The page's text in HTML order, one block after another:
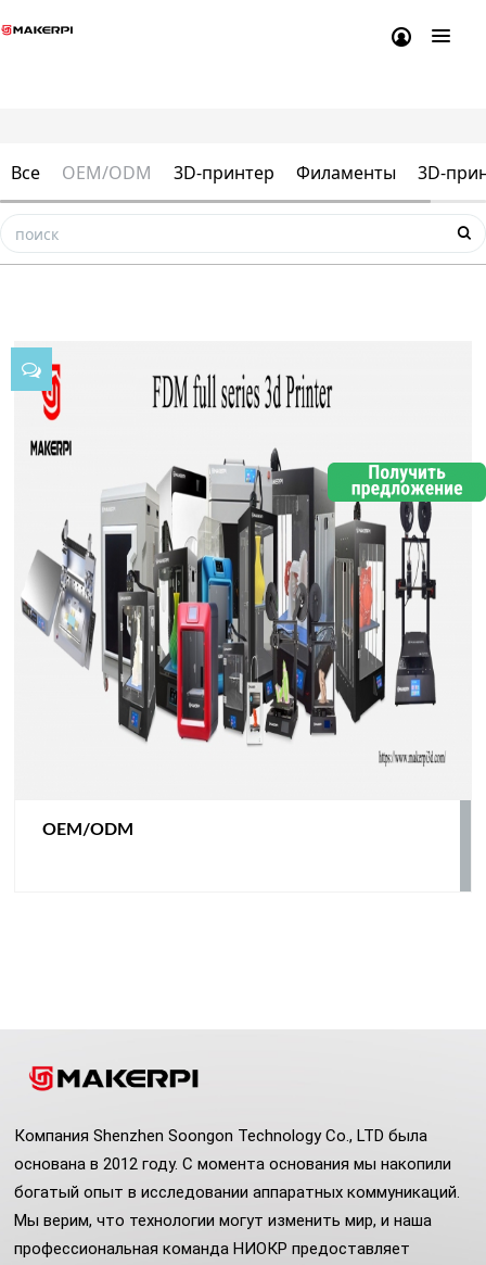
Все OEM/ODM 3D-принтер Филаменты 3D-
OEM/ODM
Компания Shenzhen Soongon Technology Co., LTD была
основана в 2012 году. С момента основания мы накопили
богатый опыт в исследовании аппаратных коммуникаций.
Мы верим, что технологии могут изменить мир, и наша
профессиональная команда НИОКР предоставляет